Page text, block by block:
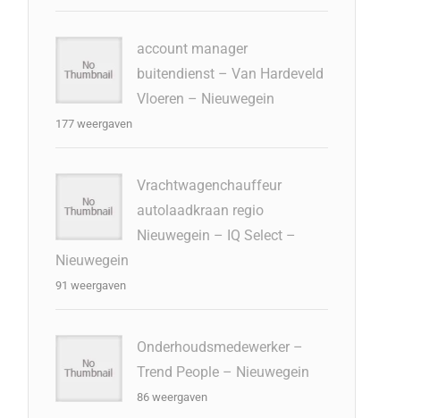
account manager
buitendienst – Van Hardeveld
Vloeren – Nieuwegein
177 weergaven
Vrachtwagenchauffeur
autolaadkraan regio
Nieuwegein – IQ Select –
Nieuwegein
91 weergaven
Onderhoudsmedewerker –
Trend People – Nieuwegein
86 weergaven